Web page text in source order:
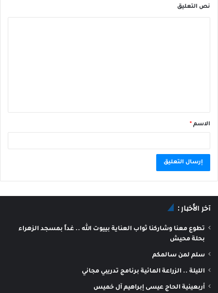
نص التعليق
الاسم *
t
n
آخر الأخبار :
تطوع معنا وشاركنا ثواب العناية بييوت الله .. غداً بمسجد الزهراء
بحلة محيش
سلم لمن سالمكم
الليلة .. الزراعة المائية برنامج تدريبي مجاني
أربعينية الحاج عيسى إبراهيم آل خميس